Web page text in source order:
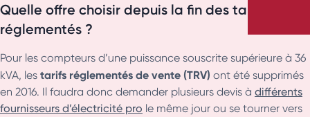
Quelle offre choisir depuis la fin des tarifs
réglementés ?
Pour les compteurs d’une puissance souscrite supérieure à 36
kVA, les tarifs réglementés de vente (TRV) ont été supprimés
en 2016. Il faudra donc demander plusieurs devis à différents
fournisseurs d’électricité pro le même jour ou se tourner vers